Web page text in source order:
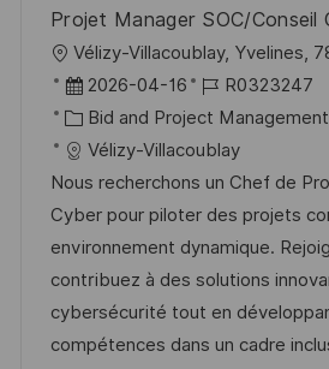
u
n
g
r
ö
f
f
e
n
t
l
i
c
h
Projet Manager SOC/Conseil
O
r
t
Vélizy-Villacoublay, Yvelines,
D
a
t
u
m
d
e
r
V
2026-04-16
J
o
b
-
I
D
R0323247
K
a
t
e
g
o
r
i
Bid and Project Management
Vélizy-Villacoublay
Nous recherchons un Chef de
Cyber pour piloter des projets
environnement dynamique.
contribuez à des solutions
cybersécurité tout en
compétences dans un cadre